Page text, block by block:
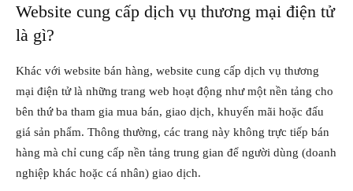
Website cung cấp dịch vụ thương mại điện tử
là gì?
Khác với website bán hàng, website cung cấp dịch vụ thương
mại điện tử là những trang web hoạt động như một nền tảng cho
bên thứ ba tham gia mua bán, giao dịch, khuyến mãi hoặc đấu
giá sản phẩm. Thông thường, các trang này không trực tiếp bán
hàng mà chỉ cung cấp nền tảng trung gian để người dùng (doanh
nghiệp khác hoặc cá nhân) giao dịch.